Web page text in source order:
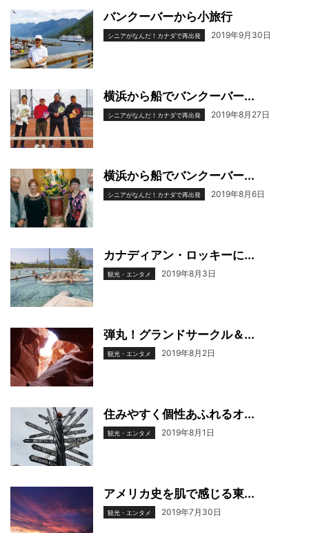
バンクーバーから小旅行
シニアがなんだ！カナダで再出発 2019年9月30日
横浜から船でバンクーバー...
シニアがなんだ！カナダで再出発 2019年8月27日
横浜から船でバンクーバー...
シニアがなんだ！カナダで再出発 2019年8月6日
カナディアン・ロッキーに...
観光・エンタメ 2019年8月3日
弾丸！グランドサークル＆...
観光・エンタメ 2019年8月2日
住みやすく個性あふれるオ...
観光・エンタメ 2019年8月1日
アメリカ史を肌で感じる東...
観光・エンタメ 2019年7月30日